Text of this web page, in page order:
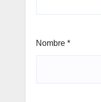
Nombre *